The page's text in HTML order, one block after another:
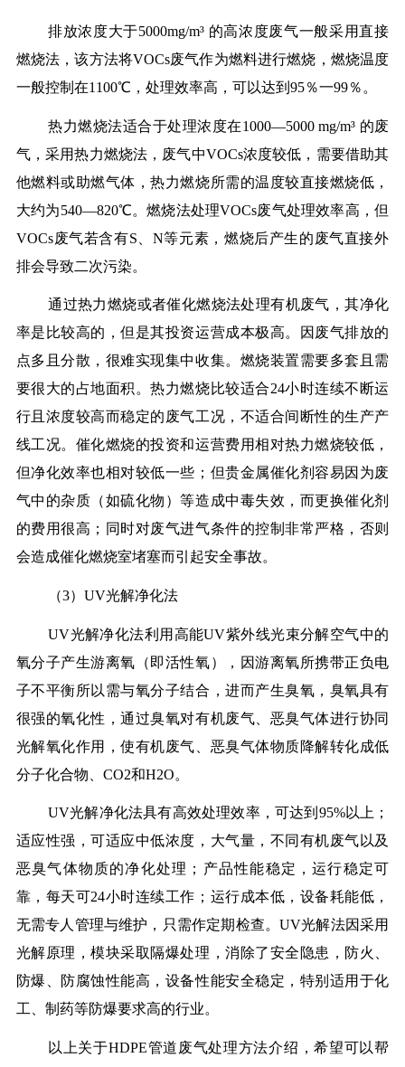
排放浓度大于5000mg/m³ 的高浓度废气一般采用直接
燃烧法，该方法将VOCs废气作为燃料进行燃烧，燃烧温度
一般控制在1100℃，处理效率高，可以达到95％一99％。
热力燃烧法适合于处理浓度在1000—5000 mg/m³ 的废
气，采用热力燃烧法，废气中VOCs浓度较低，需要借助其
他燃料或助燃气体，热力燃烧所需的温度较直接燃烧低，
大约为540—820℃。燃烧法处理VOCs废气处理效率高，但
VOCs废气若含有S、N等元素，燃烧后产生的废气直接外
排会导致二次污染。
通过热力燃烧或者催化燃烧法处理有机废气，其净化
率是比较高的，但是其投资运营成本极高。因废气排放的
点多且分散，很难实现集中收集。燃烧装置需要多套且需
要很大的占地面积。热力燃烧比较适合24小时连续不断运
行且浓度较高而稳定的废气工况，不适合间断性的生产产
线工况。催化燃烧的投资和运营费用相对热力燃烧较低，
但净化效率也相对较低一些；但贵金属催化剂容易因为废
气中的杂质（如硫化物）等造成中毒失效，而更换催化剂
的费用很高；同时对废气进气条件的控制非常严格，否则
会造成催化燃烧室堵塞而引起安全事故。
（3）UV光解净化法
UV光解净化法利用高能UV紫外线光束分解空气中的
氧分子产生游离氧（即活性氧），因游离氧所携带正负电
子不平衡所以需与氧分子结合，进而产生臭氧，臭氧具有
很强的氧化性，通过臭氧对有机废气、恶臭气体进行协同
光解氧化作用，使有机废气、恶臭气体物质降解转化成低
分子化合物、CO2和H2O。
UV光解净化法具有高效处理效率，可达到95%以上；
适应性强，可适应中低浓度，大气量，不同有机废气以及
恶臭气体物质的净化处理；产品性能稳定，运行稳定可
靠，每天可24小时连续工作；运行成本低，设备耗能低，
无需专人管理与维护，只需作定期检查。UV光解法因采用
光解原理，模块采取隔爆处理，消除了安全隐患，防火、
防爆、防腐蚀性能高，设备性能安全稳定，特别适用于化
工、制药等防爆要求高的行业。
以上关于HDPE管道废气处理方法介绍，希望可以帮